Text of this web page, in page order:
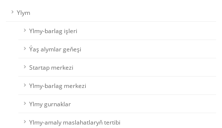
Ylym
Ylmy-barlag işleri
Ýaş alymlar geňeşi
Startap merkezi
Ylmy-barlag merkezi
Ylmy gurnaklar
Ylmy-amaly maslahatlaryň tertibi